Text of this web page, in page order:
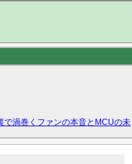
で渦巻くファンの本音とMCUの未